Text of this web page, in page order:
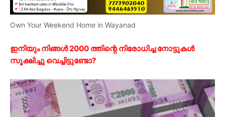
Own Your Weekend Home in Wayanad
ഇനിയും നിങ്ങൾ 2000 ത്തിന്റെ നിരോധിച്ച നോട്ടുകൾ
സൂക്ഷിച്ചു വെച്ചിട്ടുണ്ടോ?